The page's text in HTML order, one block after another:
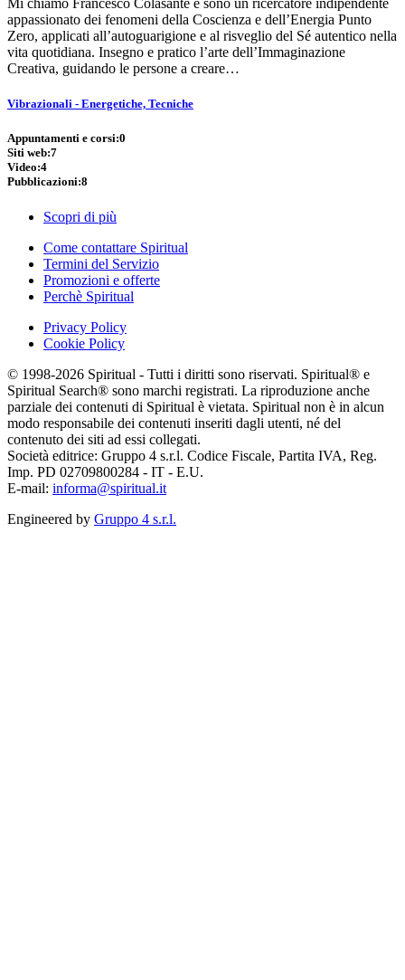
appassionato dei fenomeni della Coscienza e dell’Energia Punto
Zero, applicati all’autoguarigione e al risveglio del Sé autentico nella
vita quotidiana. Insegno e pratico l’arte dell’Immaginazione
Creativa, guidando le persone a creare…
Vibrazionali - Energetiche, Tecniche
Appuntamenti e corsi:0
Siti web:7
Video:4
Pubblicazioni:8
Scopri di più
Come contattare Spiritual
Termini del Servizio
Promozioni e offerte
Perchè Spiritual
Privacy Policy
Cookie Policy
© 1998-2026 Spiritual - Tutti i diritti sono riservati. Spiritual® e
Spiritual Search® sono marchi registrati. La riproduzione anche
parziale dei contenuti di Spiritual è vietata. Spiritual non è in alcun
modo responsabile dei contenuti inseriti dagli utenti, né del
contenuto dei siti ad essi collegati.
Società editrice: Gruppo 4 s.r.l. Codice Fiscale, Partita IVA, Reg.
Imp. PD 02709800284 - IT - E.U.
E-mail: informa@spiritual.it
Engineered by Gruppo 4 s.r.l.